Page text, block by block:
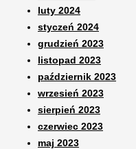
luty 2024
styczeń 2024
grudzień 2023
listopad 2023
październik 2023
wrzesień 2023
sierpień 2023
czerwiec 2023
maj 2023